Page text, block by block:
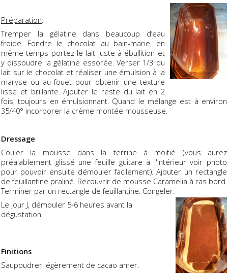
Préparation:
Tremper la gélatine dans beaucoup d’eau
froide. Fondre le chocolat au bain-marie, en
même temps portez le lait juste à ébullition et
y dissoudre la gélatine essorée. Verser 1/3 du
lait sur le chocolat et réaliser une émulsion à la
maryse ou au fouet pour obtenir une texture
lisse et brillante. Ajouter le reste du lait en 2
fois, toujours en émulsionnant. Quand le mélange est à environ
35/40° incorporer la crème montée mousseuse.
Dressage
Couler la mousse dans la terrine à moitié (vous aurez
préalablement glissé une feuille guitare à l'intérieur voir photo
pour pouvoir ensuite démouler facilement). Ajouter un rectangle
de feuillantine praliné. Recouvrir de mousse Caramelia à ras bord.
Terminer par un rectangle de feuillantine. Congeler.
Le jour J, démouler 5-6 heures avant la
dégustation.
Finitions
Saupoudrer légèrement de cacao amer.